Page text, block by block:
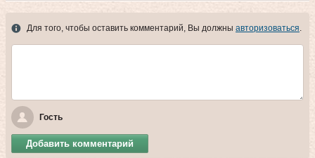
Для того, чтобы оставить комментарий, Вы должны авторизоваться.
Гость
Добавить комментарий